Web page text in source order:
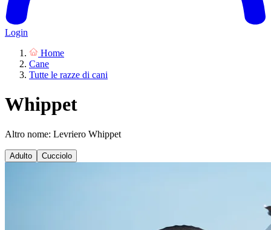
Login
Home
Cane
Tutte le razze di cani
Whippet
Altro nome: Levriero Whippet
Adulto Cucciolo